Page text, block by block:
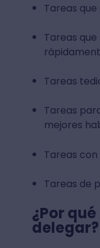
Tareas
Tareas
Tareas
Tareas
mejores
Tareas con
Tareas de
¿Por
delegar?